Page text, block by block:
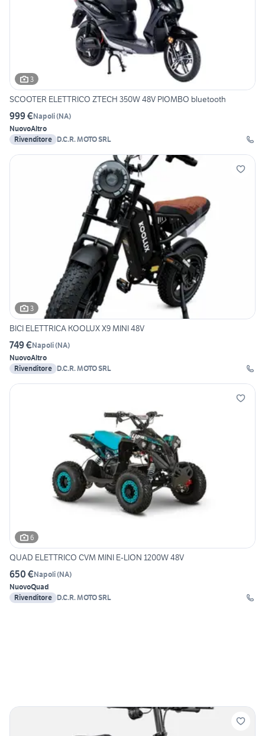
3
SCOOTER ELETTRICO ZTECH 350W 48V PIOMBO bluetooth
999 €Napoli(NA)
NuovoAltro
Rivenditore D.C.R. MOTO SRL
3
BICI ELETTRICA KOOLUX X9 MINI 48V
749 €Napoli(NA)
NuovoAltro
Rivenditore D.C.R. MOTO SRL
6
QUAD ELETTRICO CVM MINI E-LION 1200W 48V
650 €Napoli(NA)
NuovoQuad
Rivenditore D.C.R. MOTO SRL